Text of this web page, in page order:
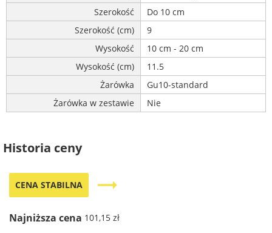
Szerokość
Do 10 cm
Szerokość (cm)
9
Wysokość
10 cm - 20 cm
Wysokość (cm)
11.5
Żarówka
Gu10-standard
Żarówka w zestawie
Nie
Historia ceny
CENA STABILNA trending_flat
Najniższa cena 101,15 zł